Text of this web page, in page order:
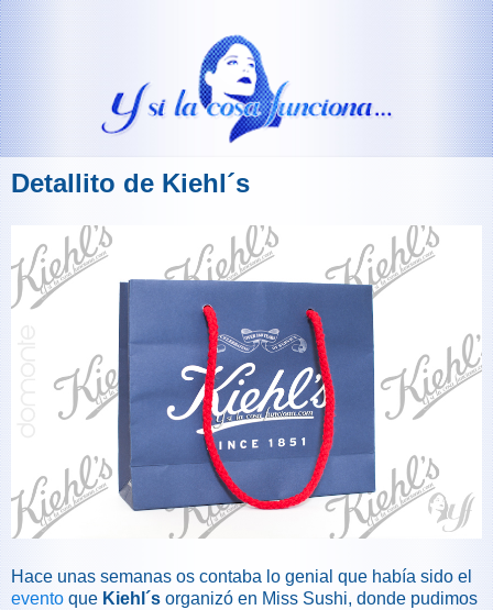
Detallito de Kiehl´s
Hace unas semanas os contaba lo genial que había sido el
evento que Kiehl´s organizó en Miss Sushi, donde pudimos